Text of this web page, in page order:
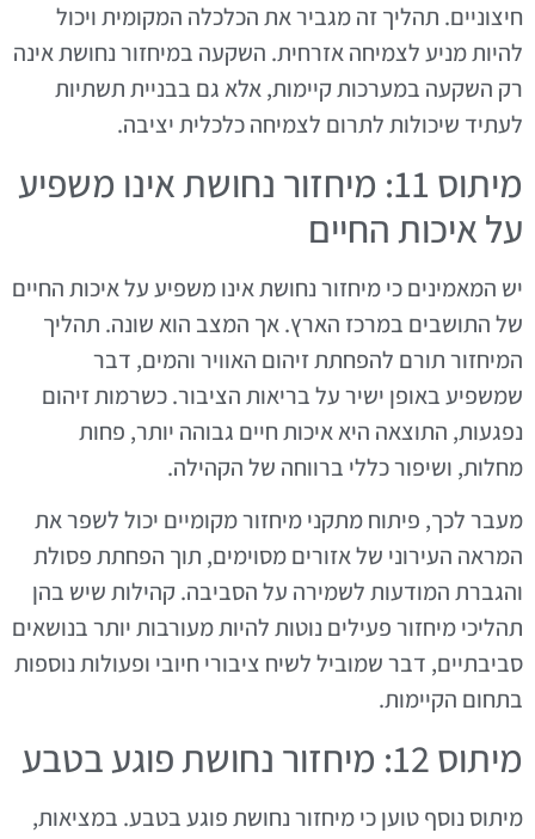
חיצוניים. תהליך זה מגביר את הכלכלה המקומית ויכול
להיות מניע לצמיחה אזרחית. השקעה במיחזור נחושת אינה
רק השקעה במערכות קיימות, אלא גם בבניית תשתיות
לעתיד שיכולות לתרום לצמיחה כלכלית יציבה.
מיתוס 11: מיחזור נחושת אינו משפיע
על איכות החיים
יש המאמינים כי מיחזור נחושת אינו משפיע על איכות החיים
של התושבים במרכז הארץ. אך המצב הוא שונה. תהליך
המיחזור תורם להפחתת זיהום האוויר והמים, דבר
שמשפיע באופן ישיר על בריאות הציבור. כשרמות זיהום
נפגעות, התוצאה היא איכות חיים גבוהה יותר, פחות
מחלות, ושיפור כללי ברווחה של הקהילה.
מעבר לכך, פיתוח מתקני מיחזור מקומיים יכול לשפר את
המראה העירוני של אזורים מסוימים, תוך הפחתת פסולת
והגברת המודעות לשמירה על הסביבה. קהילות שיש בהן
תהליכי מיחזור פעילים נוטות להיות מעורבות יותר בנושאים
סביבתיים, דבר שמוביל לשיח ציבורי חיובי ופעולות נוספות
בתחום הקיימות.
מיתוס 12: מיחזור נחושת פוגע בטבע
מיתוס נוסף טוען כי מיחזור נחושת פוגע בטבע. במציאות,